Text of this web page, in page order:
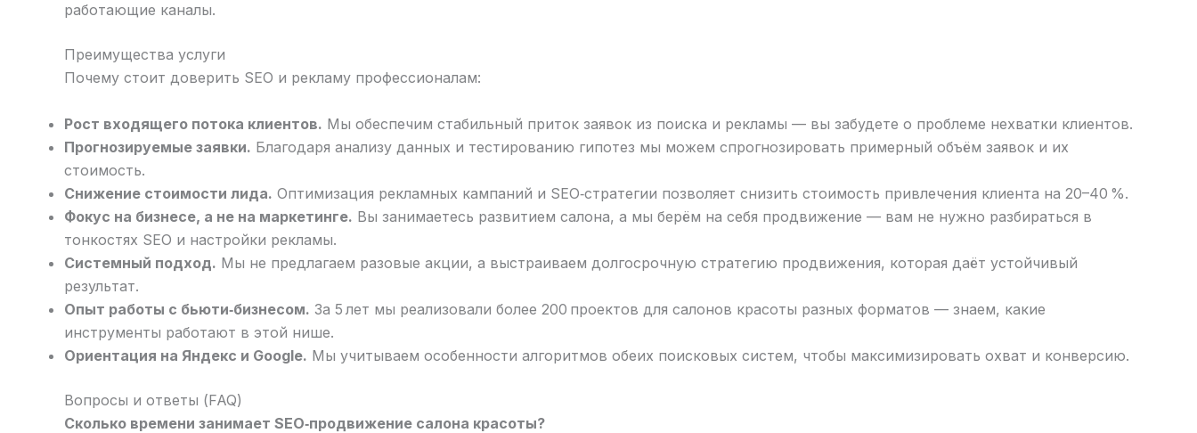
работающие каналы.
Преимущества услуги
Почему стоит доверить SEO и рекламу профессионалам:
Рост входящего потока клиентов. Мы обеспечим стабильный приток заявок из поиска и рекламы — вы забудете о проблеме нехватки клиентов.
Прогнозируемые заявки. Благодаря анализу данных и тестированию гипотез мы можем спрогнозировать примерный объём заявок и их
стоимость.
Снижение стоимости лида. Оптимизация рекламных кампаний и SEO‑стратегии позволяет снизить стоимость привлечения клиента на 20–40 %.
Фокус на бизнесе, а не на маркетинге. Вы занимаетесь развитием салона, а мы берём на себя продвижение — вам не нужно разбираться в
тонкостях SEO и настройки рекламы.
Системный подход. Мы не предлагаем разовые акции, а выстраиваем долгосрочную стратегию продвижения, которая даёт устойчивый
результат.
Опыт работы с бьюти‑бизнесом. За 5 лет мы реализовали более 200 проектов для салонов красоты разных форматов — знаем, какие
инструменты работают в этой нише.
Ориентация на Яндекс и Google. Мы учитываем особенности алгоритмов обеих поисковых систем, чтобы максимизировать охват и конверсию.
Вопросы и ответы (FAQ)
Сколько времени занимает SEO‑продвижение салона красоты?